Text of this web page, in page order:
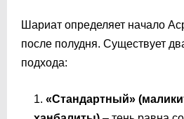
Шариат определяет начало
после полудня. Существует
подхода:
«Стандартный»